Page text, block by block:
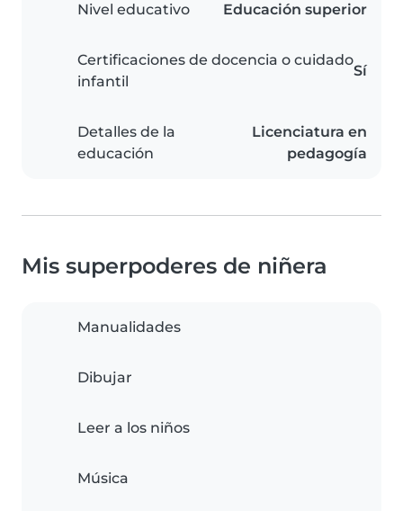
Nivel educativo Educación superior
Certificaciones de docencia o cuidado
infantil
Sí
Detalles de la
educación
Licenciatura en
pedagogía
Mis superpoderes de niñera
Manualidades
Dibujar
Leer a los niños
Música